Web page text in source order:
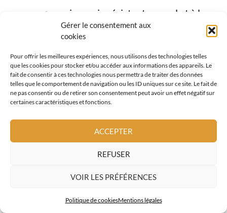
Gérer le consentement aux
cookies
Pour offrir les meilleures expériences, nous utilisons des technologies telles
que les cookies pour stocker et/ou accéder aux informations des appareils. Le
fait de consentir à ces technologies nous permettra de traiter des données
telles que le comportement de navigation ou les ID uniques sur ce site. Le fait de
ne pas consentir ou de retirer son consentement peut avoir un effet négatif sur
certaines caractéristiques et fonctions.
ACCEPTER
REFUSER
VOIR LES PRÉFÉRENCES
Politique de cookiesMentions légales
zinguerie résistante au gel et à la
neige
fenêtres de toit
couverture métallique
tuiles terre cuite adaptées à la
montagne
façades et bardages bois
Cette approche globale est essentielle à